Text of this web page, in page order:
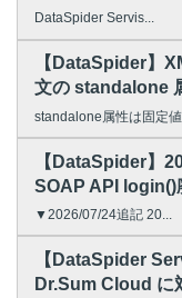
DataSpider Servis...
【DataSpider】
文の standalone
standalone属性は固定値
【DataSpider】
SOAP API login()
▼2026/07/24追記 20...
【DataSpider
Dr.Sum Cloud に